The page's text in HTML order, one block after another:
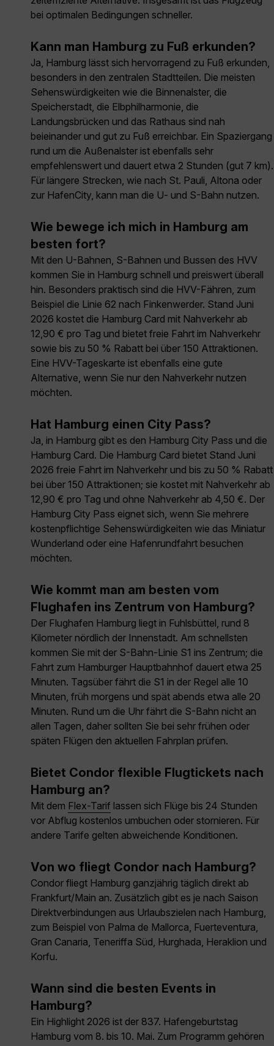
bei optimalen Bedingungen schneller.
Kann man Hamburg zu Fuß erkunden?
Ja, Hamburg lässt sich hervorragend zu Fuß erkunden,
besonders in den zentralen Stadtteilen. Die meisten
Sehenswürdigkeiten wie die Binnenalster, die
Speicherstadt, die Elbphilharmonie, die
Landungsbrücken und das Rathaus sind nah
beieinander und gut zu Fuß erreichbar. Ein Spaziergang
rund um die Außenalster ist ebenfalls sehr
empfehlenswert und dauert etwa 2 Stunden (gut 7 km).
Für längere Strecken, wie nach St. Pauli, Altona oder
zur HafenCity, kann man die U- und S-Bahn nutzen.
Wie bewege ich mich in Hamburg am
besten fort?
Mit den U-Bahnen, S-Bahnen und Bussen des HVV
kommen Sie in Hamburg schnell und preiswert überall
hin. Besonders praktisch sind die HVV-Fähren, zum
Beispiel die Linie 62 nach Finkenwerder. Stand Juni
2026 kostet die Hamburg Card mit Nahverkehr ab
12,90 € pro Tag und bietet freie Fahrt im Nahverkehr
sowie bis zu 50 % Rabatt bei über 150 Attraktionen.
Eine HVV-Tageskarte ist ebenfalls eine gute
Alternative, wenn Sie nur den Nahverkehr nutzen
möchten.
Hat Hamburg einen City Pass?
Ja, in Hamburg gibt es den Hamburg City Pass und die
Hamburg Card. Die Hamburg Card bietet Stand Juni
2026 freie Fahrt im Nahverkehr und bis zu 50 % Rabatt
bei über 150 Attraktionen; sie kostet mit Nahverkehr ab
12,90 € pro Tag und ohne Nahverkehr ab 4,50 €. Der
Hamburg City Pass eignet sich, wenn Sie mehrere
kostenpflichtige Sehenswürdigkeiten wie das Miniatur
Wunderland oder eine Hafenrundfahrt besuchen
möchten.
Wie kommt man am besten vom
Flughafen ins Zentrum von Hamburg?
Der Flughafen Hamburg liegt in Fuhlsbüttel, rund 8
Kilometer nördlich der Innenstadt. Am schnellsten
kommen Sie mit der S-Bahn-Linie S1 ins Zentrum; die
Fahrt zum Hamburger Hauptbahnhof dauert etwa 25
Minuten. Tagsüber fährt die S1 in der Regel alle 10
Minuten, früh morgens und spät abends etwa alle 20
Minuten. Rund um die Uhr fährt die S-Bahn nicht an
allen Tagen, daher sollten Sie bei sehr frühen oder
späten Flügen den aktuellen Fahrplan prüfen.
Bietet Condor flexible Flugtickets nach
Hamburg an?
Mit dem Flex-Tarif lassen sich Flüge bis 24 Stunden
vor Abflug kostenlos umbuchen oder stornieren. Für
andere Tarife gelten abweichende Konditionen.
Von wo fliegt Condor nach Hamburg?
Condor fliegt Hamburg ganzjährig täglich direkt ab
Frankfurt/Main an. Zusätzlich gibt es je nach Saison
Direktverbindungen aus Urlaubszielen nach Hamburg,
zum Beispiel von Palma de Mallorca, Fuerteventura,
Gran Canaria, Teneriffa Süd, Hurghada, Heraklion und
Korfu.
Wann sind die besten Events in
Hamburg?
Ein Highlight 2026 ist der 837. Hafengeburtstag
Hamburg vom 8. bis 10. Mai. Zum Programm gehören